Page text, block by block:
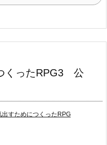
くったRPG3 公
出すためにつくったRPG